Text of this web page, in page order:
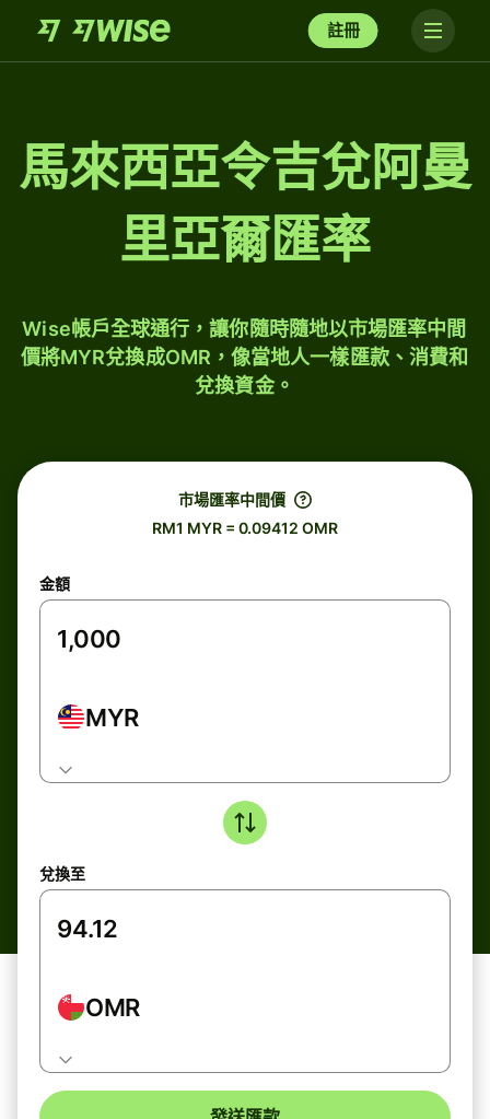
註冊
馬來西亞令吉兌阿曼
里亞爾匯率
Wise帳戶全球通行，讓你隨時隨地以市場匯率中間
價將MYR兌換成OMR，像當地人一樣匯款、消費和
兌換資金。
市場匯率中間價
RM1 MYR = 0.09412 OMR
金額
MYR
兌換至
OMR